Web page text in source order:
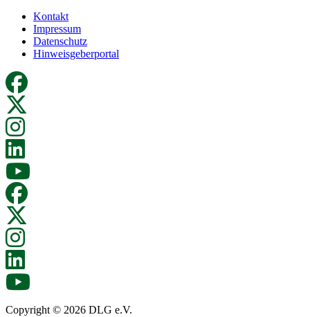
Kontakt
Impressum
Datenschutz
Hinweisgeberportal
Copyright © 2026 DLG e.V.